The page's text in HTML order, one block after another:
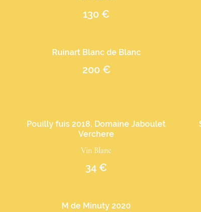
130 €
Ruinart Blanc de Blanc
200 €
Pouilly fuis 2018, Domaine Jaboulet
Verchere
Vin Blanc
34 €
M de Minuty 2020